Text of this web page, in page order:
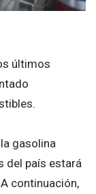
últimos
gasolina
del país estará
continuación,